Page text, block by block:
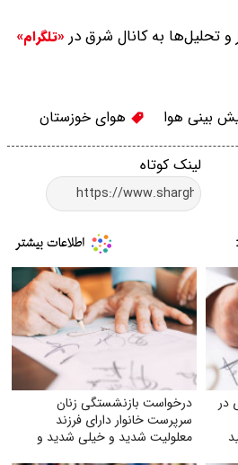
و تحلیل‌ها به کانال شرق در «تلگرام»
بینی هوا هوای خوزستان
لینک کوتاه
در
درخواست بازنشستگی زنان
سرپرست خانوار دارای فرزند
معلولیت شدید و خیلی شدید و